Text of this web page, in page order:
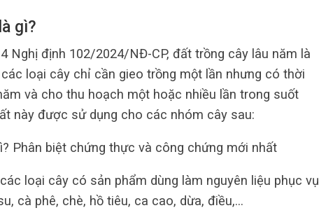
gì?
Nghị định 102/2024/NĐ-CP, đất trồng cây lâu năm là
loại cây chỉ cần gieo trồng một lần nhưng có thời
và cho thu hoạch một hoặc nhiều lần trong suốt
này được sử dụng cho các nhóm cây sau:
Phân biệt chứng thực và công chứng mới nhất
loại cây có sản phẩm dùng làm nguyên liệu phục vụ
cà phê, chè, hồ tiêu, ca cao, dừa, điều,…